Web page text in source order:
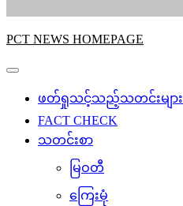
PCT NEWS HOMEPAGE
ဖတ်ရှုသင့်သည့်သတင်းများ
FACT CHECK
သတင်းစာ
မြဝတီ
ကြေးမုံ